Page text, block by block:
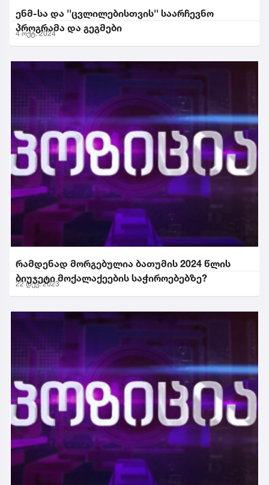
ენმ-სა და ''ცვლილებისთვის'' საარჩევნო
პროგრამა და გეგმები
4 ოქტ. 2024
რამდენად მორგებულია ბათუმის 2024 წლის
ბიუჯეტი მოქალაქეების საჭიროებებზე?
22 დეკ. 2023